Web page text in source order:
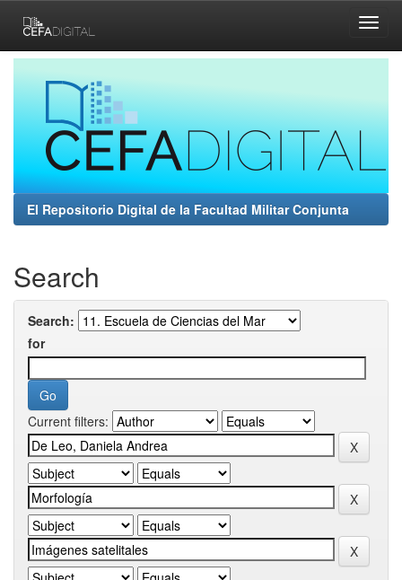
navigation
El Repositorio Digital de la Facultad Militar Conjunta
Search
Search:
for
Current filters: